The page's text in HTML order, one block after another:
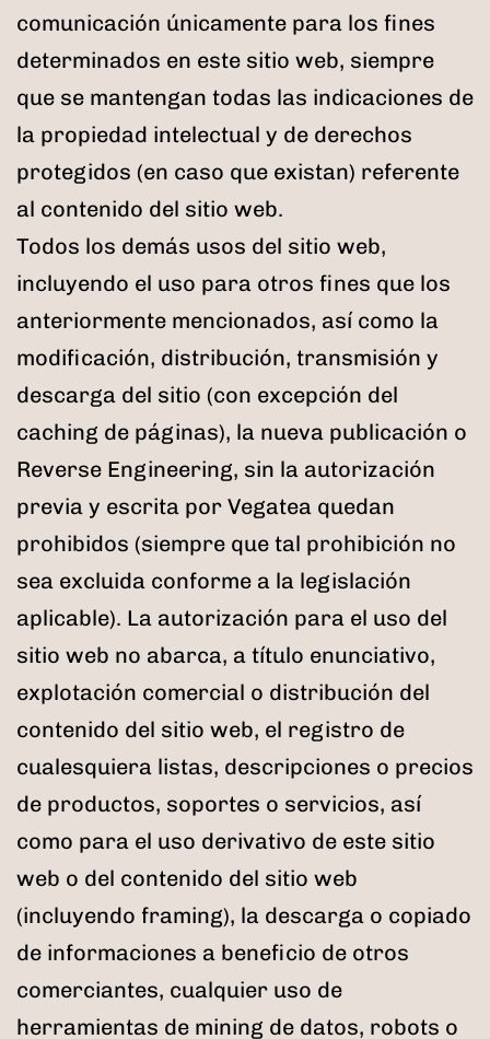
comunicación únicamente para los fines
determinados en este sitio web, siempre
que se mantengan todas las indicaciones de
la propiedad intelectual y de derechos
protegidos (en caso que existan) referente
al contenido del sitio web.
Todos los demás usos del sitio web,
incluyendo el uso para otros fines que los
anteriormente mencionados, así como la
modificación, distribución, transmisión y
descarga del sitio (con excepción del
caching de páginas), la nueva publicación o
Reverse Engineering, sin la autorización
previa y escrita por Vegatea quedan
prohibidos (siempre que tal prohibición no
sea excluida conforme a la legislación
aplicable). La autorización para el uso del
sitio web no abarca, a título enunciativo,
explotación comercial o distribución del
contenido del sitio web, el registro de
cualesquiera listas, descripciones o precios
de productos, soportes o servicios, así
como para el uso derivativo de este sitio
web o del contenido del sitio web
(incluyendo framing), la descarga o copiado
de informaciones a beneficio de otros
comerciantes, cualquier uso de
herramientas de mining de datos, robots o